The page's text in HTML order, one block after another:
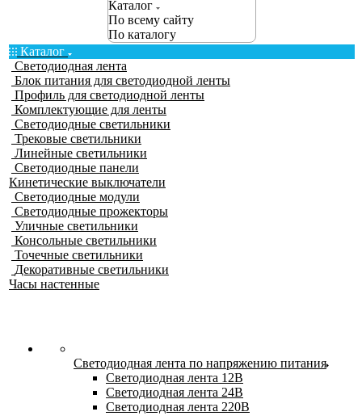
Каталог
По всему сайту
По каталогу
Каталог
Светодиодная лента
Блок питания для светодиодной ленты
Профиль для светодиодной ленты
Комплектующие для ленты
Светодиодные светильники
Трековые светильники
Линейные светильники
Светодиодные панели
Кинетические выключатели
Светодиодные модули
Светодиодные прожекторы
Уличные светильники
Консольные светильники
Точечные светильники
Декоративные светильники
Часы настенные
Светодиодная лента по напряжению питания
Светодиодная лента 12В
Светодиодная лента 24В
Светодиодная лента 220В